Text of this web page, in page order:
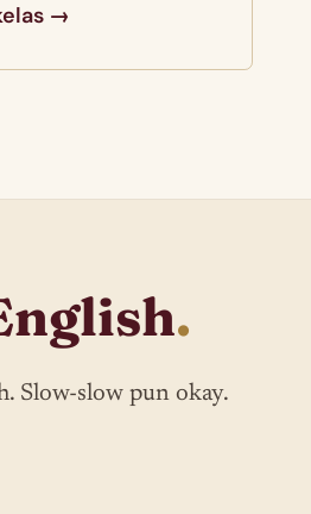
→
.
Slow-slow pun okay.